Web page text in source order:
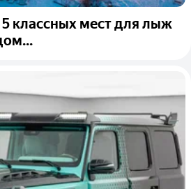
5 классных мест для лыж